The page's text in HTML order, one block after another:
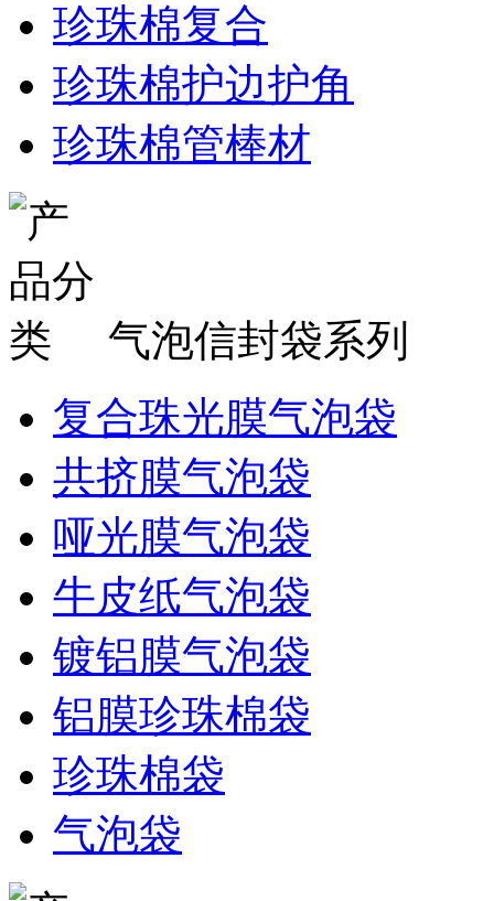
珍珠棉复合
珍珠棉护边护角
珍珠棉管棒材
气泡信封袋系列
复合珠光膜气泡袋
共挤膜气泡袋
哑光膜气泡袋
牛皮纸气泡袋
镀铝膜气泡袋
铝膜珍珠棉袋
珍珠棉袋
气泡袋